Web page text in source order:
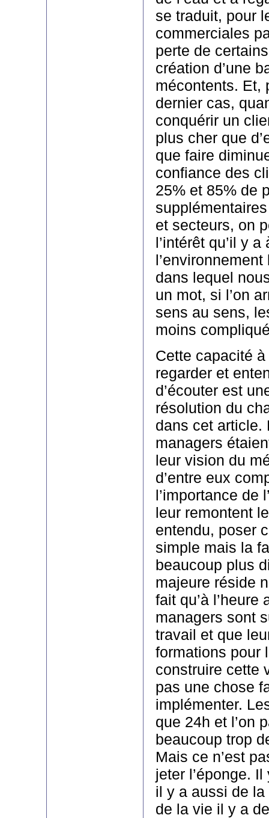
se traduit, pour
commerciales
perte de
création d’une
mécontents. Et,
dernier cas,
conquérir un
plus cher que
que faire
confiance des
25% et 85% de
et secteurs, on
l’intérêt qu’il y
dans lequel
un mot, si l’on
sens au sens,
moins
Cette capacité
regarder et
d’écouter est
résolution du
dans cet article.
managers
leur vision du
d’entre eux
l’importance de
leur remontent
entendu, poser
simple mais la
beaucoup plus
majeure réside
fait qu’à l’heure
managers sont
travail et que
formations pour
construire cette
pas une chose
implémenter.
que 24h et l’on
beaucoup trop
Mais ce n’est
jeter l’éponge.
il y a aussi de la
de la vie il y a